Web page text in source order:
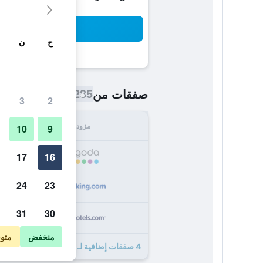
صفقات من285 ﷼
مزود
4 صفقات إضافية لـ بريت هوتل دو بيرتش
ح ن
2
3
9
10
16
17
23
24
30
31
منخفض